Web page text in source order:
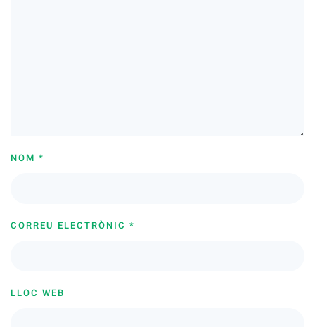
NOM *
CORREU ELECTRÒNIC *
LLOC WEB